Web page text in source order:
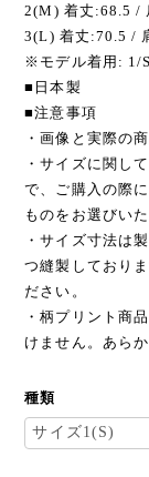
2(M) 着丈:68.5 /
3(L) 着丈:70.5 /
※モデル着用: 1/
■日本製
■注意事項
・画像と実際の
・サイズに関し
で、ご購入の際
ものをお選びい
・サイズ寸法は
つ縫製しており
ださい。
・柄プリント商
けません。あら
種類